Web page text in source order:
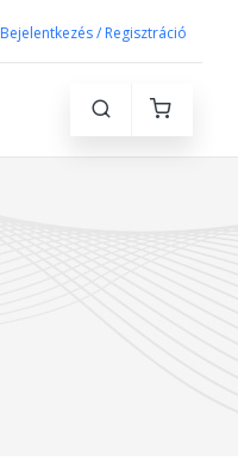
Bejelentkezés / Regisztráció